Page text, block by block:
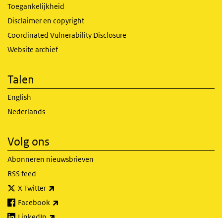
Toegankelijkheid
Disclaimer en copyright
Coordinated Vulnerability Disclosure
Website archief
Talen
English
Nederlands
Volg ons
Abonneren nieuwsbrieven
RSS feed
X Twitter
Facebook